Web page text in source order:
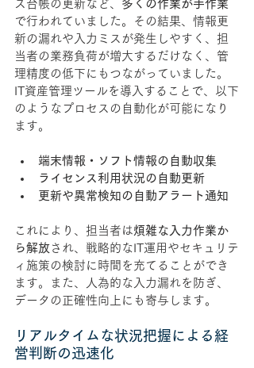
ス台帳の更新など、 多くの作業が手作業
で行われていました。その結果、情報更
新の漏れや入力ミスが発生しやすく、担
当者の業務負荷が増大するだけなく、管
理精度の低下にもつながっていました。
IT資産管理ツールを導入することで、以下
のようなプロセスの自動化が可能になり
ます。
端末情報・ソフト情報の自動収集
ライセンス利用状況の自動更新
更新や異常検知の自動アラート通知
これにより、担当者は 煩雑な入力作業か
ら解放 され、戦略的なIT運用やセキュリテ
ィ施策の検討に時間を充てることができ
ます。また、人為的な入力漏れを防ぎ、
データの正確性向上にも寄与します。
リアルタイムな状況把握による経
営判断の迅速化